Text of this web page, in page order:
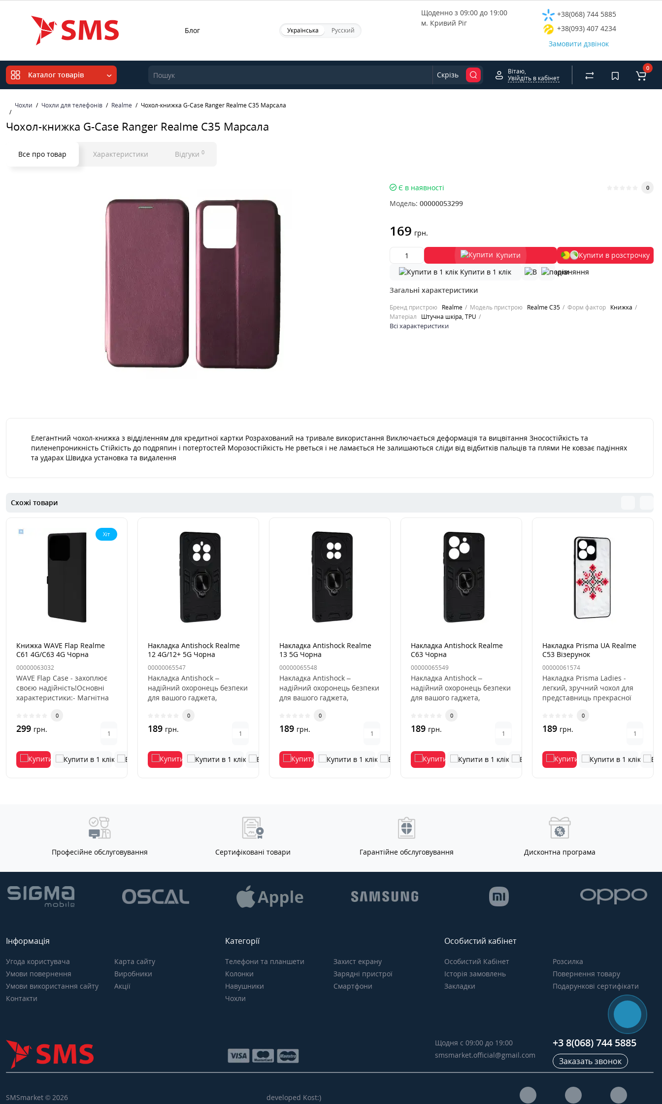
Блог Українська Русский
Щоденно з 09:00 до 19:00
м. Кривий Ріг
+38(068) 744 5885
+38(093) 407 4234
Замовити дзвінок
Каталог товарів Скрізь
Вітаю,
Увійдіть в кабінет
0
Чохли Чохли для телефонів Realme Чохол-книжка G-Case Ranger Realme C35 Марсала
Чохол-книжка G-Case Ranger Realme C35 Марсала
Все про товар Характеристики Відгуки 0
Є в наявності 0
Модель: 00000053299
169 грн.
Купити
Купити в розстрочку
Купити в 1 клік
Загальні характеристики
Бренд пристрою Realme Модель пристрою Realme C35 Форм фактор
Книжка
Матеріал
Штучна шкіра, TPU
Всі характеристики
Елегантний чохол-книжка з відділенням для кредитної картки Розрахований на тривале використання Виключається деформація та вицвітання Зносостійкість та
пиленепроникність Стійкість до подряпин і потертостей Морозостійкість Не рветься і не ламається Не залишаються сліди від відбитків пальців та плями Не ковзає падіннях
та ударах Швидка установка та видалення
Схожі товари
Хіт
Книжка WAVE Flap Realme
C61 4G/C63 4G Чорна
00000063032
WAVE Flap Case - захоплює
своєю надійність!Основні
характеристики:- Магнітна
0
299 грн.
Накладка Antishock Realme
12 4G/12+ 5G Чорна
00000065547
Накладка Antishock –
надійний охоронець безпеки
для вашого гаджета,
0
189 грн.
Накладка Antishock Realme
13 5G Чорна
00000065548
Накладка Antishock –
надійний охоронець безпеки
для вашого гаджета,
0
189 грн.
Накладка Antishock Realme
C63 Чорна
00000065549
Накладка Antishock –
надійний охоронець безпеки
для вашого гаджета,
0
189 грн.
Накладка Prisma UA Realme
C53 Візерунок
00000061574
Накладка Prisma Ladies -
легкий, зручний чохол для
представниць прекрасної
0
189 грн.
Професійне обслуговування Сертифіковані товари Гарантійне обслуговування Дисконтна програма
Інформація
Угода користувача
Умови повернення
Умови використання сайту
Контакти
Карта сайту
Виробники
Акції
Категорії
Телефони та планшети
Колонки
Навушники
Чохли
Захист екрану
Зарядні пристрої
Смартфони
Особистий кабінет
Особистий Кабінет
Історія замовлень
Закладки
Розсилка
Повернення товару
Подарункові сертифікати
Щодня с 09:00 до 19:00
smsmarket.official@gmail.com
+3 8(068) 744 5885
Заказать звонок
SMSmarket © 2026 developed Kost:)